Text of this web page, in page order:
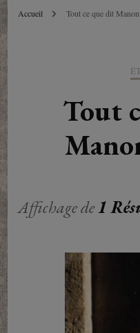
Accueil Tout ce que dit
Tout
Affichage de1